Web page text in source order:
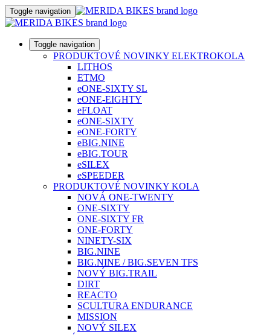
Toggle navigation
Toggle navigation
PRODUKTOVÉ NOVINKY ELEKTROKOLA
LITHOS
ETMO
eONE-SIXTY SL
eONE-EIGHTY
eFLOAT
eONE-SIXTY
eONE-FORTY
eBIG.NINE
eBIG.TOUR
eSILEX
eSPEEDER
PRODUKTOVÉ NOVINKY KOLA
NOVÁ ONE-TWENTY
ONE-SIXTY
ONE-SIXTY FR
ONE-FORTY
NINETY-SIX
BIG.NINE
BIG.NINE / BIG.SEVEN TFS
NOVÝ BIG.TRAIL
DIRT
REACTO
SCULTURA ENDURANCE
MISSION
NOVÝ SILEX